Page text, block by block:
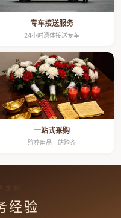
专车接送服务
24小时遗体接送专车
一站式采购
殡葬用品一站购齐
定制
经验